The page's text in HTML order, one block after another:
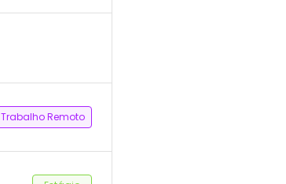
Trabalho Remoto